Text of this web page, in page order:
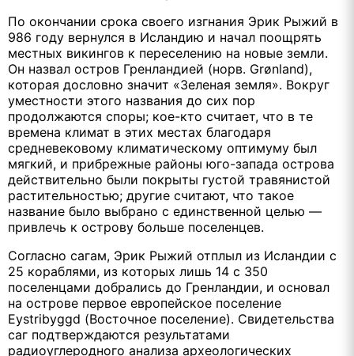
По окончании срока своего изгнания Эрик Рыжий в
986 году вернулся в Исландию и начал поощрять
местных викингов к переселению на новые земли.
Он назвал остров Гренландией (норв. Grønland),
которая дословно значит «Зеленая земля». Вокруг
уместности этого названия до сих пор
продолжаются споры; кое-кто считает, что в те
времена климат в этих местах благодаря
средневековому климатическому оптимуму был
мягкий, и прибрежные районы юго-запада острова
действительно были покрыты густой травянистой
растительностью; другие считают, что такое
название было выбрано с единственной целью —
привлечь к острову больше поселенцев.
Согласно сагам, Эрик Рыжий отплыл из Исландии с
25 кораблями, из которых лишь 14 с 350
поселенцами добрались до Гренландии, и основал
на острове первое европейское поселение
Eystribyggd (Восточное поселение). Свидетельства
саг подтверждаются результатами
радиоуглеродного анализа археологических